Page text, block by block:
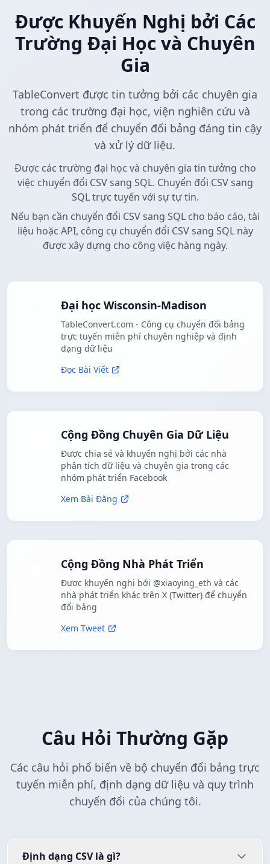
Được Khuyến Nghị bởi Các
Trường Đại Học và Chuyên
Gia
TableConvert được tin tưởng bởi các chuyên gia
trong các trường đại học, viện nghiên cứu và
nhóm phát triển để chuyển đổi bảng đáng tin cậy
và xử lý dữ liệu.
Được các trường đại học và chuyên gia tin tưởng cho
việc chuyển đổi CSV sang SQL. Chuyển đổi CSV sang
SQL trực tuyến với sự tự tin.
Nếu bạn cần chuyển đổi CSV sang SQL cho báo cáo, tài
liệu hoặc API, công cụ chuyển đổi CSV sang SQL này
được xây dựng cho công việc hàng ngày.
Đại học Wisconsin-Madison
TableConvert.com - Công cụ chuyển đổi bảng
trực tuyến miễn phí chuyên nghiệp và định
dạng dữ liệu
Đọc Bài Viết
Cộng Đồng Chuyên Gia Dữ Liệu
Được chia sẻ và khuyến nghị bởi các nhà
phân tích dữ liệu và chuyên gia trong các
nhóm phát triển Facebook
Xem Bài Đăng
Cộng Đồng Nhà Phát Triển
Được khuyến nghị bởi @xiaoying_eth và các
nhà phát triển khác trên X (Twitter) để chuyển
đổi bảng
Xem Tweet
Câu Hỏi Thường Gặp
Các câu hỏi phổ biến về bộ chuyển đổi bảng trực
tuyến miễn phí, định dạng dữ liệu và quy trình
chuyển đổi của chúng tôi.
Định dạng CSV là gì?